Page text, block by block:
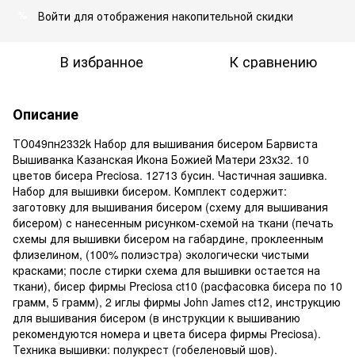
Войти для отображения накопительной скидки
В избранное К сравнению
Описание
ТО049пн2332k Набор для вышивания бисером Барвиста
Вышиванка Казанская Икона Божией Матери 23х32. 10
цветов бисера Preciosa. 12713 бусин. Частичная зашивка.
Набор для вышивки бисером. Комплект содержит:
заготовку для вышивания бисером (схему для вышивания
бисером) с нанесенным рисунком-схемой на ткани (печать
схемы для вышивки бисером на габардине, проклеенным
флизелином, (100% полиэстра) экологически чистыми
красками; после стирки схема для вышивки остается на
ткани), бисер фирмы Preciosa ct10 (расфасовка бисера по 10
грамм, 5 грамм), 2 иглы фирмы John James ct12, инструкцию
для вышивания бисером (в инструкции к вышиванию
рекомендуются номера и цвета бисера фирмы Preciosa).
Техника вышивки: полукрест (гобеленовый шов).